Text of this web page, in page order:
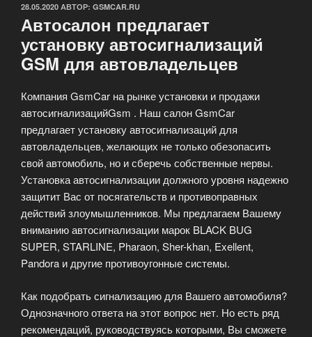
ОПУБЛИКОВАНО
28.05.2020 АВТОР: GSMCAR.RU
Автосалон предлагает
установку автосигнализаций
GSM для автовладельцев
Компания GsmCar на рынке установки и продажи
автосигнализацийGsm . Наш салон GsmCar
предлагает установку автосигнализаций для
автовладельцев, желающих не только обезопасить
свой автомобиль, но и сберечь собственные нервы.
Установка автосигнализации должного уровня надежно
защитит Вас от посягательств и противоправных
действий злоумышленников. Мы предлагаем Вашему
вниманию автосигнализации марок BLACK BUG
SUPER, STARLINE, Pharaon, Sher-khan, Exellent,
Pandora и другие противоугонные системы.
Как подобрать сигнализацию для Вашего автомобиля?
Однозначного ответа на этот вопрос нет. Но есть ряд
рекомендаций, руководствуясь которыми, Вы сможете